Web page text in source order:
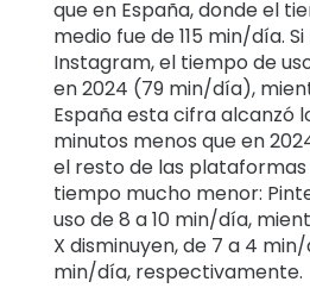
que en España, donde el
medio fue de 115 min/día.
Instagram, el tiempo de
en 2024 (79 min/día),
España esta cifra alcanzó
minutos menos que en
el resto de las
tiempo mucho menor:
uso de 8 a 10 min/día,
X disminuyen, de 7 a 4
min/día, respectivamente.